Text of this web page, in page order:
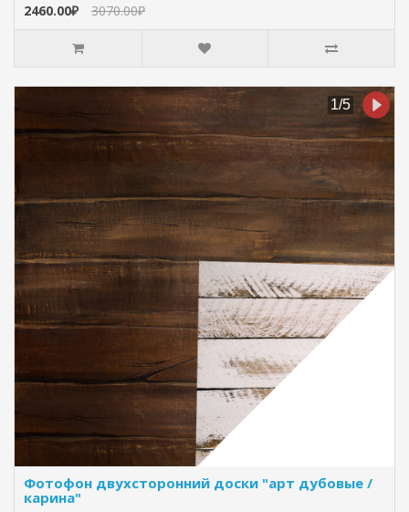
2460.00₽ 3070.00₽
Фотофон двухсторонний доски "арт дубовые /
карина"